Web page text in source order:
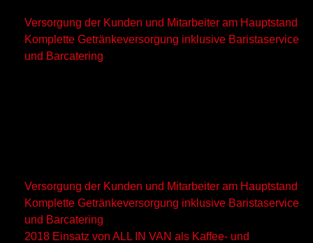
Versorgung der Kunden und Mitarbeiter am Hauptstand
Komplette Getränkeversorgung inklusive Baristaservice
und Barcatering
Versorgung der Kunden und Mitarbeiter am Hauptstand
Komplette Getränkeversorgung inklusive Baristaservice
und Barcatering
2018 Einsatz von ALL IN VAN als Kaffee- und